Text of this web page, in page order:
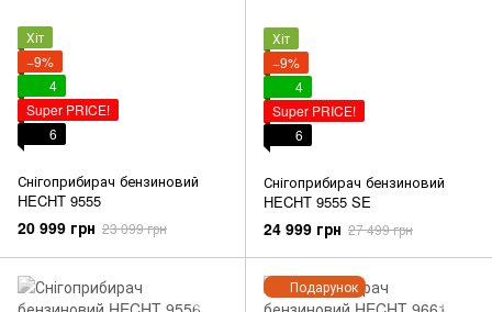
Хіт
−9%
4
Super PRICE!
6
Снігоприбирач бензиновий
HECHT 9555
20 999 грн 23 099 грн
Хіт
−9%
4
Super PRICE!
6
Снігоприбирач бензиновий
HECHT 9555 SE
24 999 грн 27 499 грн
Подарунок